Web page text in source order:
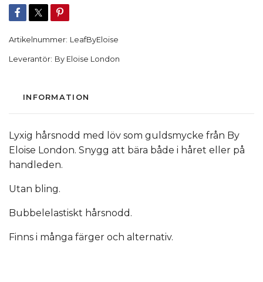
Artikelnummer: LeafByEloise
Leverantör: By Eloise London
INFORMATION
Lyxig hårsnodd med löv som guldsmycke från By
Eloise London. Snygg att bära både i håret eller på
handleden.
Utan bling.
Bubbelelastiskt hårsnodd.
Finns i många färger och alternativ.